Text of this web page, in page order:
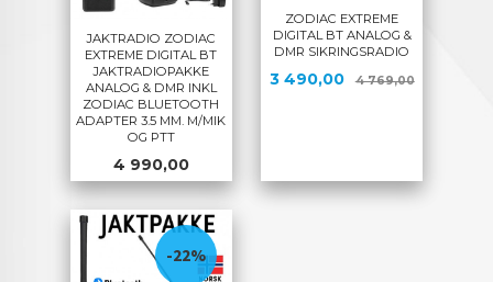
JAKTRADIO ZODIAC
EXTREME DIGITAL BT
JAKTRADIOPAKKE
ANALOG & DMR INKL
ZODIAC BLUETOOTH
ADAPTER 3.5 MM. M/MIK
OG PTT
Pris
4 990,00
ZODIAC EXTREME
DIGITAL BT ANALOG &
DMR SIKRINGSRADIO
Tilbud
3 490,00 4 769,00Rabatt
-22%